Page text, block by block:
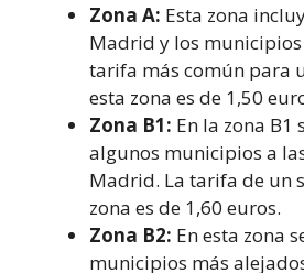
Zona A: Esta zona
Madrid y los
tarifa más común para
esta zona es de 1,50
Zona B1: En la zona B1
algunos municipios a
Madrid. La tarifa de un
zona es de 1,60 euros.
Zona B2: En esta zona
municipios más